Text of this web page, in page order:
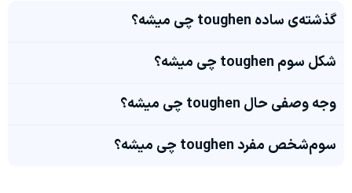
گذشته‌ی ساده toughen چی میشه؟
شکل سوم toughen چی میشه؟
وجه وصفی حال toughen چی میشه؟
سوم‌شخص مفرد toughen چی میشه؟